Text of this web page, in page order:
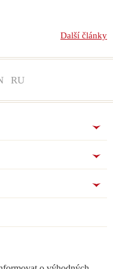
Další články
RU